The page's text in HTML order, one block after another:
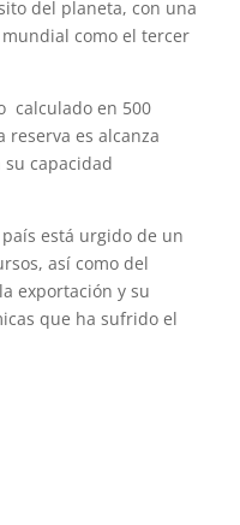
del planeta, con una
como el tercer
calculado en 500
es alcanza
capacidad
está urgido de un
así como del
exportación y su
que ha sufrido el